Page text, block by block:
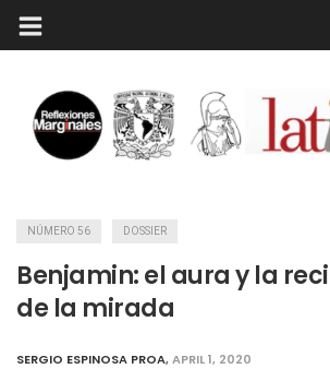
NÚMERO 56 DOSSIER
Benjamin: el aura y la
de la mirada
SERGIO ESPINOSA PROA,APRIL 1, 2020